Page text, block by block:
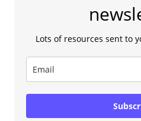
Lots of resources sent to